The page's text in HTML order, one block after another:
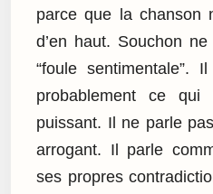
parce que la chanson
d’en haut. Souchon
“foule sentimentale”.
probablement ce
puissant. Il ne parle
arrogant. Il parle
ses propres